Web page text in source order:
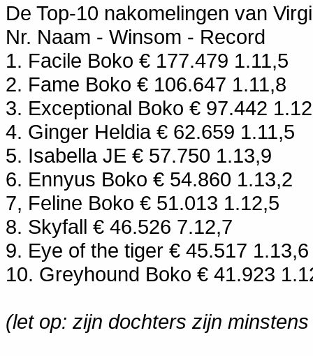
De Top-10 nakomelingen van
Nr. Naam - Winsom - Record
1. Facile Boko € 177.479 1.11,5
2. Fame Boko € 106.647 1.11,8
3. Exceptional Boko € 97.442
4. Ginger Heldia € 62.659 1.11,5
5. Isabella JE € 57.750 1.13,9
6. Ennyus Boko € 54.860 1.13,2
7, Feline Boko € 51.013 1.12,5
8. Skyfall € 46.526 7.12,7
9. Eye of the tiger € 45.517 1.13,6
10. Greyhound Boko € 41.923
(let op: zijn dochters zijn